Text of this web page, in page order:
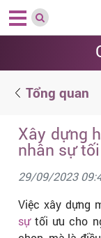
Tổng quan
Xây dựng
nhân sự
29/09/2023
Việc xây dựng
sựtối ưu cho